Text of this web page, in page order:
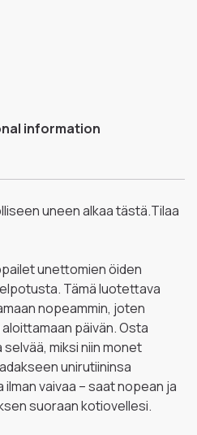
information
uneen alkaa tästä.Tilaa
unettomien öiden
Tämä luotettava
nopeammin, joten
päivän. Osta
miksi niin monet
unirutiininsa
vaivaa – saat nopean ja
suoraan kotiovellesi.